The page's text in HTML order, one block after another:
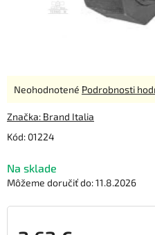
Kód: 01224
Na sklade
Môžeme doručiť do:11.8.2026
Priemerné
produktu
0,0
5
hviezdičiek.
Neohodnotené Podrobnosti
Značka: Brand Italia